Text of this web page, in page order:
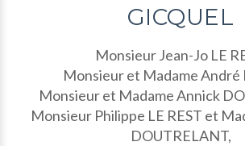
GICQUEL
Monsieur Jean-Jo LE
Monsieur et Madame André
Monsieur et Madame Annick
Monsieur Philippe LE REST et
DOUTRELANT,